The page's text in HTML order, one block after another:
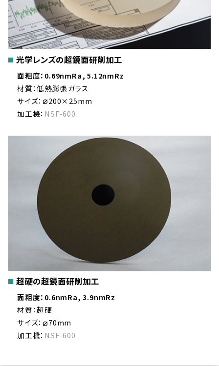
光学レンズの超鏡面研削加工
面粗度：0.69nmRa, 5.12nmRz
材質：低熱膨張ガラス
サイズ：⌀200×25mm
加工機： NSF-600
超硬の超鏡面研削加工
面粗度：0.6nmRa, 3.9nmRz
材質：超硬
サイズ：⌀70mm
加工機： NSF-600